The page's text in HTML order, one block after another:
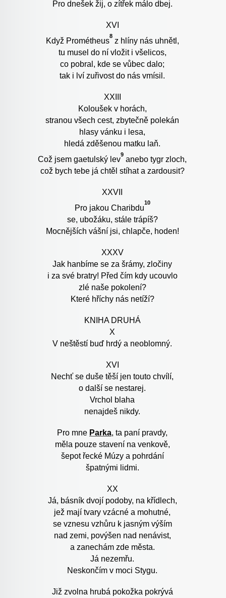
Pro dnešek žij, o zítřek málo dbej.
XVI
Když Prométheus
8
z hlíny nás uhnětl,
tu musel do ní vložit i všelicos,
co pobral, kde se vůbec dalo;
tak i lví zuřivost do nás vmísil.
XXIII
Koloušek v horách,
stranou všech cest, zbytečně polekán
hlasy vánku i lesa,
hledá zděšenou matku laň.
Což jsem gaetulský lev
9
anebo tygr zloch,
což bych tebe já chtěl stíhat a zardousit?
XXVII
Pro jakou Charibdu
10
se, ubožáku, stále trápíš?
Mocnějších vášní jsi, chlapče, hoden!
XXXV
Jak hanbíme se za šrámy, zločiny
i za své bratry! Před čím kdy ucouvlo
zlé naše pokolení?
Které hříchy nás netíží?
KNIHA DRUHÁ
X
V neštěstí buď hrdý a neoblomný.
XVI
Nechť se duše těší jen touto chvílí,
o další se nestarej.
Vrchol blaha
nenajdeš nikdy.
Pro mne Parka, ta paní pravdy,
měla pouze stavení na venkově,
šepot řecké Múzy a pohrdání
špatnými lidmi.
XX
Já, básník dvojí podoby, na křídlech,
jež mají tvary vzácné a mohutné,
se vznesu vzhůru k jasným výším
nad zemi, povýšen nad nenávist,
a zanechám zde města.
Já nezemřu.
Neskončím v moci Stygu.
Již zvolna hrubá pokožka pokrývá